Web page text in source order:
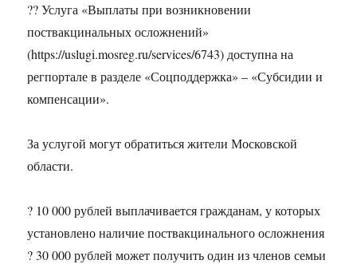
?‍? Услуга «Выплаты при возникновении
поствакцинальных осложнений»
(https://uslugi.mosreg.ru/services/6743) доступна на
регпортале в разделе «Соцподдержка» – «Субсидии и
компенсации».
За услугой могут обратиться жители Московской
области.
? 10 000 рублей выплачивается гражданам, у которых
установлено наличие поствакцинального осложнения
? 30 000 рублей может получить один из членов семьи